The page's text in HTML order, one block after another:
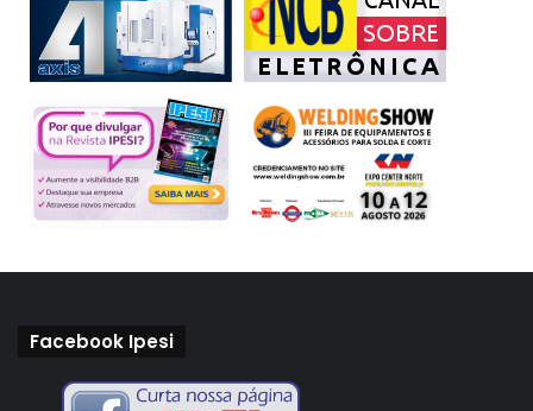
Facebook Ipesi